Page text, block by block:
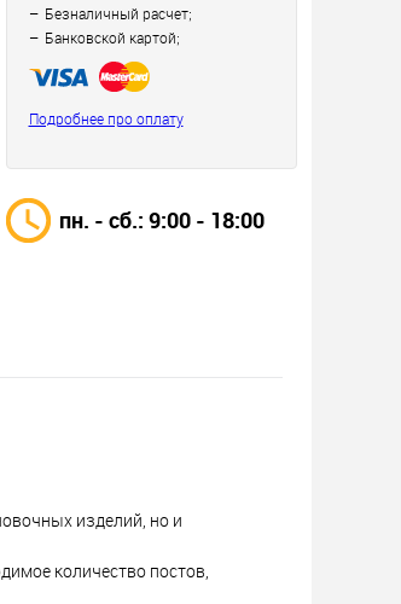
Безналичный расчет;
Банковской картой;
Подробнее про оплату
пн. - сб.: 9:00 - 18:00
изделий, но и
количество постов,